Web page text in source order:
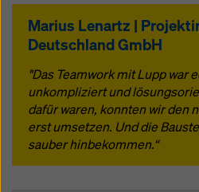
Marius Lenartz |
Deutschland GmbH
"Das Teamwork mit Lupp war
unkompliziert und
dafür waren, konnten wir den
erst umsetzen. Und die
sauber hinbekommen.“